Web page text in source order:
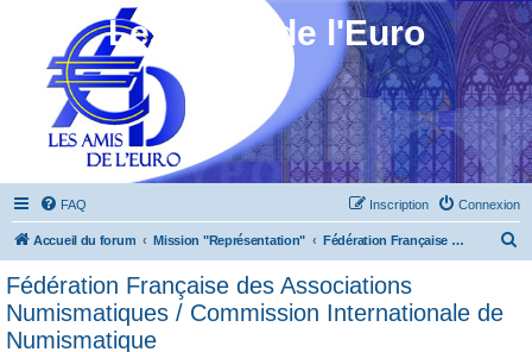
Les Amis de l'Euro
FAQ Connexion
Inscription
Accueil du forum Mission "Représentation" Fédération Française des Associations Numismatiques / Commission Internationale de Numismatique
Fédération Française des Associations
Numismatiques / Commission Internationale de
Numismatique